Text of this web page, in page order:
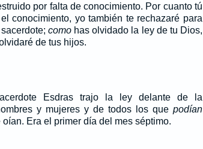
por falta de conocimiento. Por cuanto tú
conocimiento, yo también te rechazaré para
sacerdote;como has olvidado la ley de tu Dios,
de tus hijos.
Esdras trajo la ley delante de la
y mujeres y de todos los que podían
Era el primer día del mes séptimo.